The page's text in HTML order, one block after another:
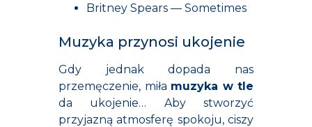
Britney Spears — Sometimes
Muzyka przynosi ukojenie
Gdy jednak dopada nas
przemęczenie, miła muzyka w tle
da ukojenie… Aby stworzyć
przyjazną atmosferę spokoju, ciszy